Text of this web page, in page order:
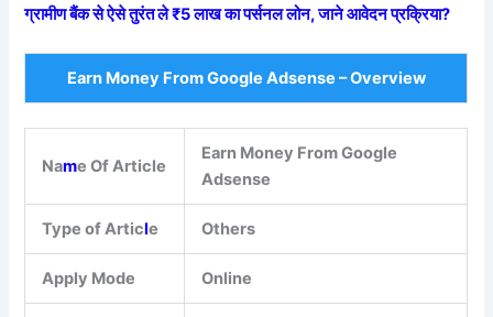
ग्रामीण बैंक से ऐसे तुरंत ले ₹5 लाख का पर्सनल लोन, जाने आवेदन प्रक्रिया?
Earn Money From Google Adsense – Overview
Name Of Article
Earn Money From Google
Adsense
Type of Article Others
Apply Mode Online